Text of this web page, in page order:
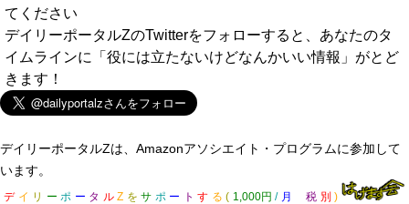
てください
デイリーポータルZのTwitterをフォローすると、あなたのタ
イムラインに「役には立たないけどなんかいい情報」がとど
きます！
デイリーポータルZは、Amazonアソシエイト・プログラムに参加して
います。
デ イ リ ー ポ ー タ ル Z を サ ポ ー ト す る ( 1,000円 / 月 税 別 )